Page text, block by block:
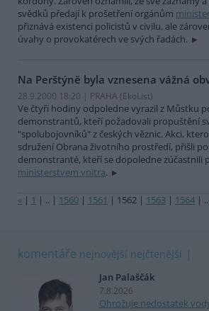
svědků předají k prošetření orgánům
přiznává existenci policistů v civilu, ale
úvahy o provokatérech ve svých řadách.
Na Perštýně byla vznesena vážná
28.9.2000 18:20 | PRAHA (EkoList)
Ve čtyři hodiny odpoledne vyrazil z Můstku
demonstrantů, kteří požadovali propuštění
"spolubojovníků" z českých věznic. Akci,
sdružení Obrana životního prostředí, přišli
demonstranté, kteří se dopoledne zúčastnili
ministerstvem vnitra.
« | 1 | .. | 1560 | 1561 | 1562 | 1563 | 1564 | ..
komentáře nejnovější nejčtenější
Jan Palaščák
7.8.2026
Ohrožuje nedostatek